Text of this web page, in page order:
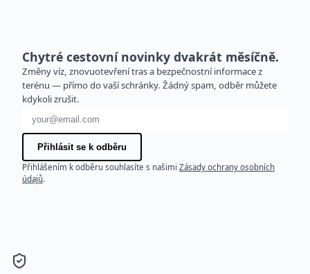
Chytré cestovní novinky dvakrát měsíčně.
Změny víz, znovuotevření tras a bezpečnostní informace z
terénu — přímo do vaší schránky. Žádný spam, odběr můžete
kdykoli zrušit.
E-mailová adresa
Přihlásit se k odběru
Přihlášením k odběru souhlasíte s našimi Zásady ochrany osobních
údajů.